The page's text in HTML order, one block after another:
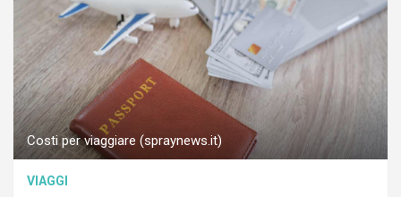
Costi per viaggiare (spraynews.it)
VIAGGI